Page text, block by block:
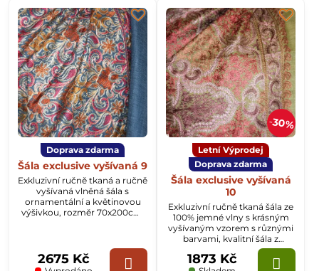
Doprava zdarma
Šála exclusive vyšívaná 9
Exkluzivní ručně tkaná a ručně
vyšívaná vlněná šála s
ornamentální a květinovou
výšivkou, rozměr 70x200cm.
2675 Kč
30%
Letní Výprodej
Doprava zdarma
Šála exclusive vyšívaná
10
Exkluzivní ručně tkaná šála ze
100% jemné vlny s krásným
vyšívaným vzorem s různými
barvami, kvalitní šála z
Kašmíru o rozměru
70x200cm.
1873 Kč